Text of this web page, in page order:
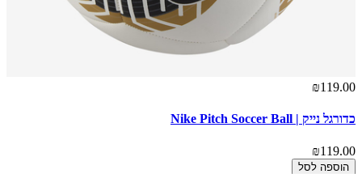
₪119.00
כדורגל נייק | Nike Pitch Soccer Ball
₪119.00
הוספה לסל